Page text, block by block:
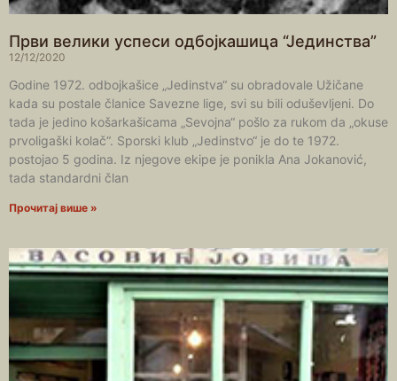
Први велики успеси одбојкашица “Јединства”
12/12/2020
Godine 1972. odbojkašice „Jedinstva“ su obradovale Užičane
kada su postale članice Savezne lige, svi su bili oduševljeni. Do
tada je jedino košarkašicama „Sevojna“ pošlo za rukom da „okuse
prvoligaški kolač“. Sporski klub „Jedinstvo“ je do te 1972.
postojao 5 godina. Iz njegove ekipe je ponikla Ana Jokanović,
tada standardni član
Прочитај више »